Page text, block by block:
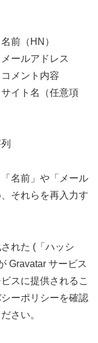
前（HN）
ールアドレス
メント内容
イト名（任意項
名前」や「メール
それらを再入力す
れた (「ハッシ
Gravatar サービス
スに提供されるこ
ーポリシーを確認
さい。